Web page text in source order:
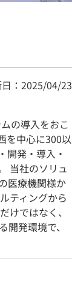
：2025/04/23
の導入をおこ
を中心に300以
開発・導入・
当社のソリュ
医療機関様か
ティングから
けではなく、
発環境で、